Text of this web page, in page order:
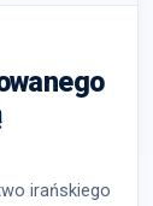
irańskiego